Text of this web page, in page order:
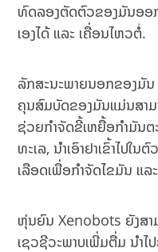
ທົດລອງຕັດຕົວຂອງມັນອ
ເອງໄດ້ ແລະ ເຄື່ອນໄຫວຕໍ່.
ລັກສະນະພາຍນອກຂອງມັ
ຄຸນສົມບັດຂອງມັນແມ່ນສາມ
ຊ່ວຍກຳຈັດຂີ້ເຫຍື້ອກຳມັນຕ
ທະເລ, ນຳເອົາຢາເຂົ້າໄປໃ
ເລືອດເພື່ອກຳຈັດໄຂມັນ ແ
ຫຸ່ນຍົນ Xenobots ຍັງສ
ເຊວຊີວະພາບເພີ່ມຕື່ມ ນຳໄ